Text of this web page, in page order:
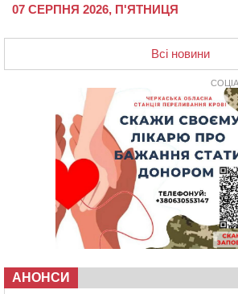
07 СЕРПНЯ 2026, П'ЯТНИЦЯ
20:13 Черкаси виділять близько 20
ліцею “Перспектива” до кінця
На Уманщині суд припинив право
ділянок, незаконно переданих
Вихователька з Черкас і дві
стали фіналістками Global
Зарядка, йога, сапи та нові
закрили сезон літнього табору
віку
“Це страшна
СМА 13-річного хлопця із
ОВА виділити кошти на
Всі новини
АНОНСИ